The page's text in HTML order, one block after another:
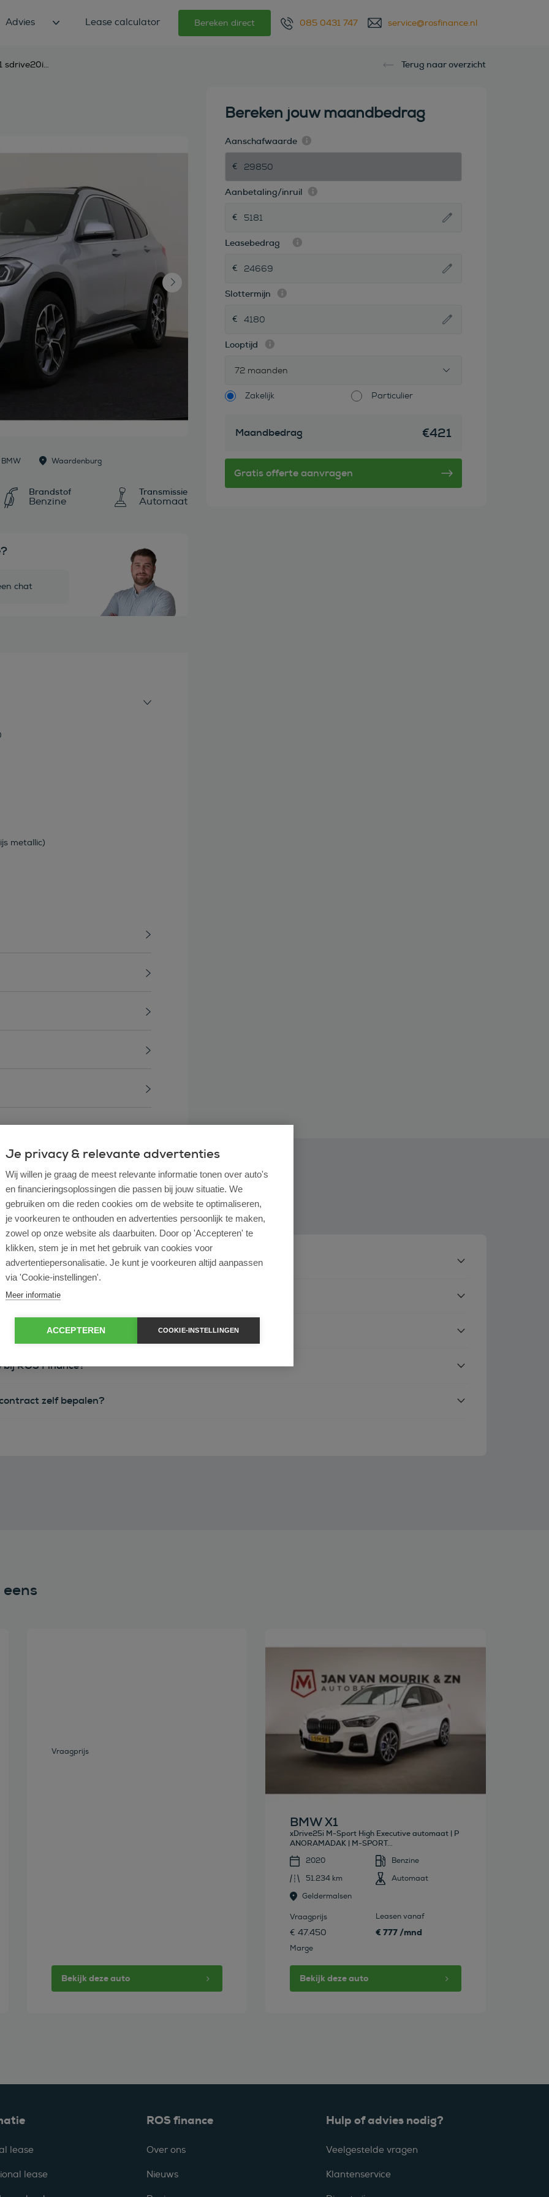
Advies Lease calculator Bereken direct 085 0431 747 service@rosfinance.nl
bmw x1 sdrive20i high executive xline automaat Terug naar overzicht
Waardenburg
Brandstof
Benzine
Transmissie
Automaat
chat
metallic)
Bereken jouw maandbedrag
Aanschafwaarde
Aanbetaling/inruil
Leasebedrag
Slottermijn
Looptijd
72 maanden
Zakelijk Particulier
Maandbedrag €421
ondernemer?
operational lease?
ROS Finance?
zelf bepalen?
Vraagprijs
Bekijk deze auto
Bekijk deze auto
BMW X1
xDrive25i M-Sport High Executive automaat | P
ANORAMADAK | M-SPORT...
2020
Benzine
51.234 km
Automaat
Geldermalsen
Vraagprijs
€ 47.450
Marge
Leasen vanaf
€ 777 /mnd
Bekijk deze auto
lease
lease
ROS finance
Over ons
Nieuws
Hulp of advies nodig?
Veelgestelde vragen
Klantenservice
Je privacy & relevante advertenties
Wij willen je graag de meest relevante informatie tonen over auto's
en financieringsoplossingen die passen bij jouw situatie. We
gebruiken om die reden cookies om de website te optimaliseren,
je voorkeuren te onthouden en advertenties persoonlijk te maken,
zowel op onze website als daarbuiten. Door op 'Accepteren' te
klikken, stem je in met het gebruik van cookies voor
advertentiepersonalisatie. Je kunt je voorkeuren altijd aanpassen
via 'Cookie-instellingen'.
Meer informatie
ACCEPTEREN COOKIE-INSTELLINGEN